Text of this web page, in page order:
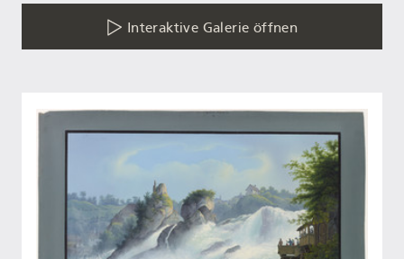
Interaktive Galerie öffnen